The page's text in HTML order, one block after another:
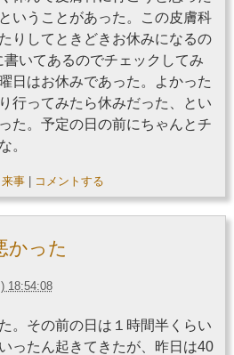
いうことがあった。この皮膚科
りしてときどきお休みになるの
いてあるのでチェックしてみ
日はお休みであった。よかった
行ってみたら休みだった、とい
た。予定の日の前にちゃんとチ
。
来事 コメントする
かった
18:54:08
。その前の日は１時間半くらい
ったん起きてきたが、昨日は40